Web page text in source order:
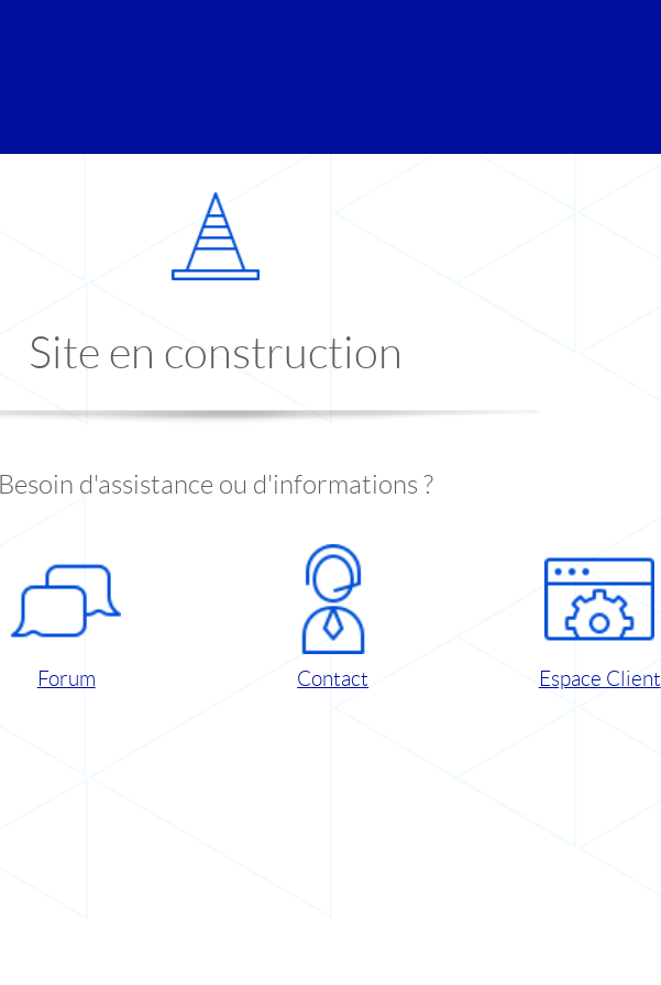
Site en construction
Besoin d'assistance ou d'informations ?
Forum Contact Espace Client